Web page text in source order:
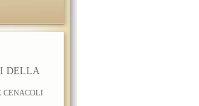
DELLA
CENACOLI